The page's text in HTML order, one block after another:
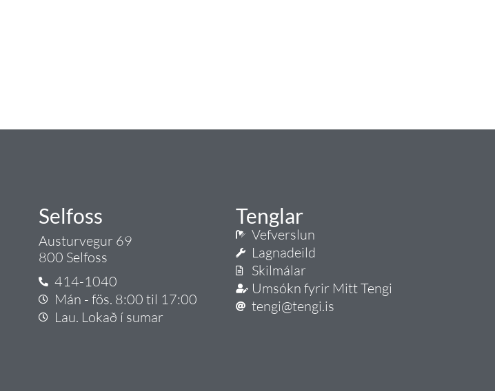
Selfoss
Austurvegur 69
800 Selfoss
414-1040
Mán - fös. 8:00 til 17:00
Lau. Lokað í sumar
Tenglar
Vefverslun
Lagnadeild
Skilmálar
Umsókn fyrir Mitt Tengi
tengi@tengi.is